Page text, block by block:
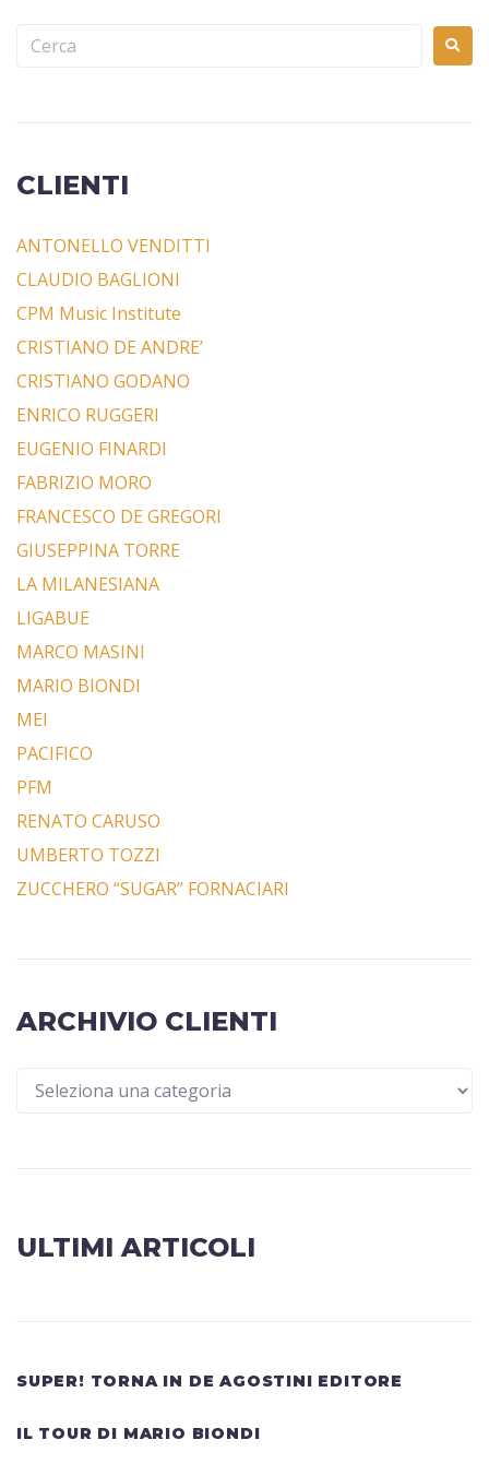
CLIENTI
ANTONELLO VENDITTI
CLAUDIO BAGLIONI
CPM Music Institute
CRISTIANO DE ANDRE’
CRISTIANO GODANO
ENRICO RUGGERI
EUGENIO FINARDI
FABRIZIO MORO
FRANCESCO DE GREGORI
GIUSEPPINA TORRE
LA MILANESIANA
LIGABUE
MARCO MASINI
MARIO BIONDI
MEI
PACIFICO
PFM
RENATO CARUSO
UMBERTO TOZZI
ZUCCHERO “SUGAR” FORNACIARI
ARCHIVIO CLIENTI
ULTIMI ARTICOLI
SUPER! TORNA IN DE AGOSTINI EDITORE
IL TOUR DI MARIO BIONDI